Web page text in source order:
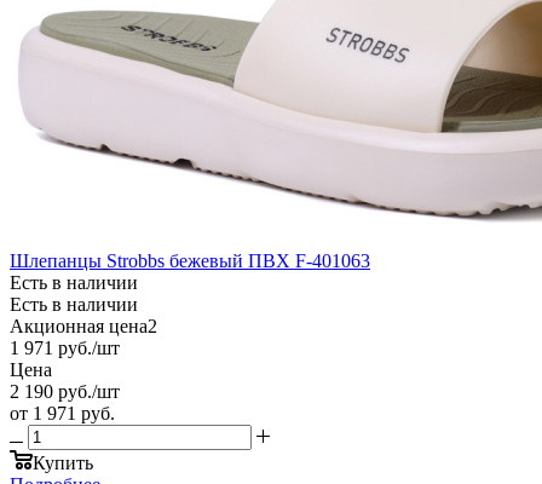
Шлепанцы Strobbs бежевый ПВХ F-401063
Есть в наличии
Есть в наличии
Акционная цена2
1 971 руб./шт
Цена
2 190 руб./шт
от 1 971 руб.
Купить